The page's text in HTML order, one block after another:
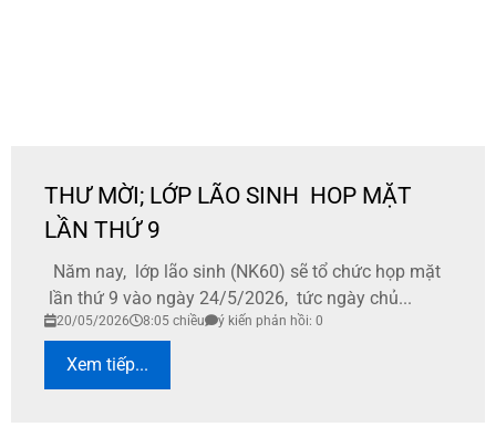
THƯ MỜI; LỚP LÃO SINH HOP MẶT
LẦN THỨ 9
Năm nay, lớp lão sinh (NK60) sẽ tổ chức họp mặt
lần thứ 9 vào ngày 24/5/2026, tức ngày chủ...
20/05/2026 8:05 chiều ý kiến phản hồi: 0
Xem tiếp...